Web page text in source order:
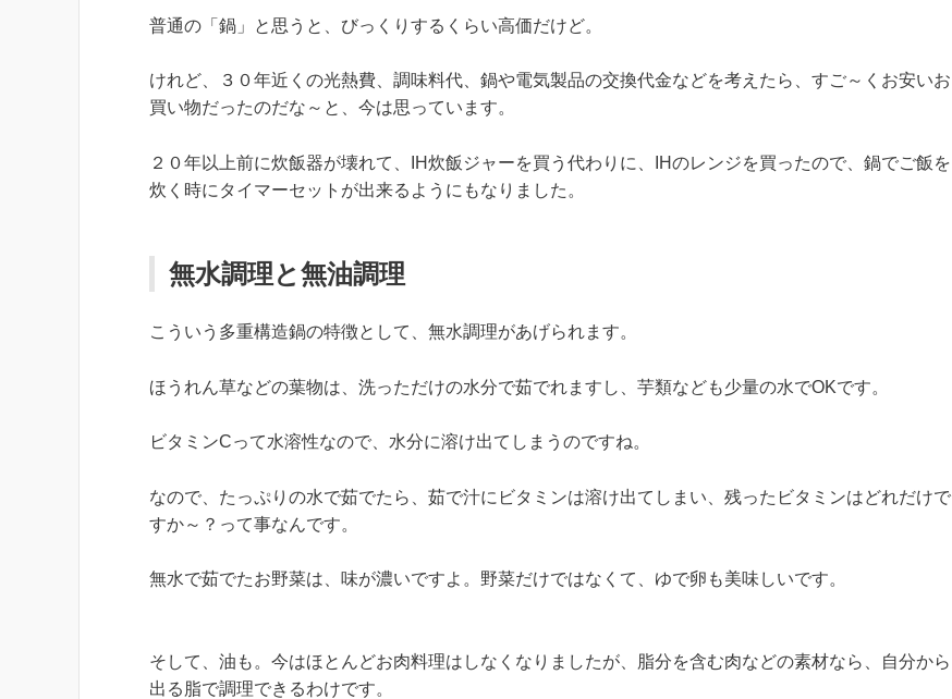
普通の「鍋」と思うと、びっくりするくらい高価だけど。
けれど、３０年近くの光熱費、調味料代、鍋や電気製品の交換代金などを考えたら、すご～くお安いお
買い物だったのだな～と、今は思っています。
２０年以上前に炊飯器が壊れて、IH炊飯ジャーを買う代わりに、IHのレンジを買ったので、鍋でご飯を
炊く時にタイマーセットが出来るようにもなりました。
無水調理と無油調理
こういう多重構造鍋の特徴として、無水調理があげられます。
ほうれん草などの葉物は、洗っただけの水分で茹でれますし、芋類なども少量の水でOKです。
ビタミンCって水溶性なので、水分に溶け出てしまうのですね。
なので、たっぷりの水で茹でたら、茹で汁にビタミンは溶け出てしまい、残ったビタミンはどれだけで
すか～？って事なんです。
無水で茹でたお野菜は、味が濃いですよ。野菜だけではなくて、ゆで卵も美味しいです。
そして、油も。今はほとんどお肉料理はしなくなりましたが、脂分を含む肉などの素材なら、自分から
出る脂で調理できるわけです。